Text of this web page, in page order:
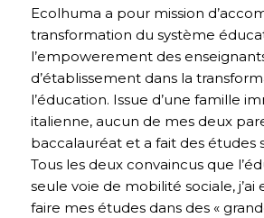
Ecolhuma a pour mission
transformation du système
l’empowerement des
d’établissement dans la
l’éducation. Issue d’une famille
italienne, aucun de mes deux
baccalauréat et a fait des études
Tous les deux convaincus que
seule voie de mobilité sociale, j’ai
faire mes études dans des «